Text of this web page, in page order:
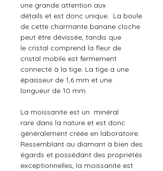
une grande attention aux
détails et est donc unique. La boule
de cette charmante banane cloche
peut être dévissée, tandis que
le cristal comprend la fleur de
cristal mobile est fermement
connecté à la tige. La tige a une
épaisseur de 1,6 mm et une
longueur de 10 mm.
La moissanite est un minéral
rare dans la nature et est donc
généralement créée en laboratoire.
Ressemblant au diamant à bien des
égards et possédant des propriétés
exceptionnelles, la moissanite est